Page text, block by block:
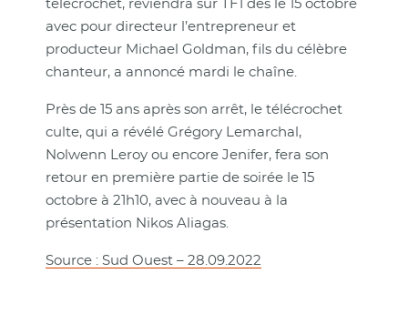
télécrochet, reviendra sur TF1 dès le 15 octobre
avec pour directeur l’entrepreneur et
producteur Michael Goldman, fils du célèbre
chanteur, a annoncé mardi le chaîne.
Près de 15 ans après son arrêt, le télécrochet
culte, qui a révélé Grégory Lemarchal,
Nolwenn Leroy ou encore Jenifer, fera son
retour en première partie de soirée le 15
octobre à 21h10, avec à nouveau à la
présentation Nikos Aliagas.
Source : Sud Ouest – 28.09.2022